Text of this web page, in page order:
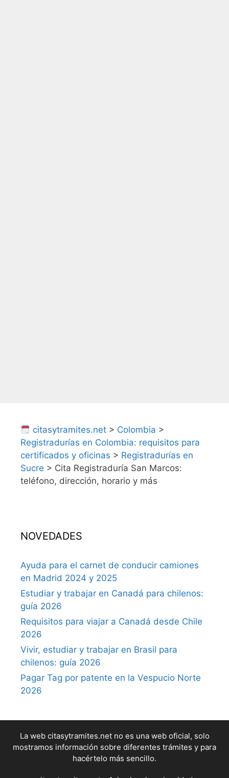
citasytramites.net > Colombia >
Registradurías en Colombia: requisitos para
certificados y oficinas > Registradurías en
Sucre > Cita Registraduría San Marcos:
teléfono, dirección, horario y más
NOVEDADES
Ayuda para el carnet de conducir camiones
en Madrid 2024 y 2025
Estudiar y trabajar en Canadá para chilenos:
guía 2026
Requisitos para viajar a Canadá desde Chile
2026
Vivir, estudiar y trabajar en Brasil para
chilenos: guía 2026
Pagar Tag por patente en la Vespucio Norte
2026
La web citasytramites.net no es una web oficial, solo
mostramos información sobre diferentes trámites y para
hacértelo más sencillo.